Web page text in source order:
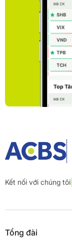
Kết nối với chúng tôi
Tổng đài